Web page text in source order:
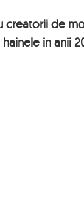
creatorii de
in anii